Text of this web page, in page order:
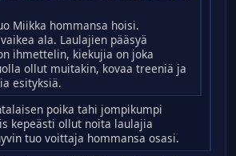
Miikka hommansa hoisi.
ala. Laulajien pääsyä
ihmettelin, kiekujia on joka
ollut muitakin, kovaa treeniä ja
esityksiä.
poika tahi jompikumpi
kepeästi ollut noita laulajia
tuo voittaja hommansa osasi.